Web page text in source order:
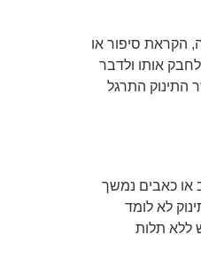
הקראת סיפור או
אותו ולדבר
התינוק התרגל
או כאבים נמשך
לא לומד
ללא תלות